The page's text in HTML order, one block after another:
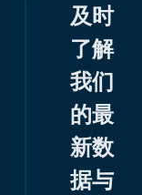
及时
了解
我们
的最
新数
据与